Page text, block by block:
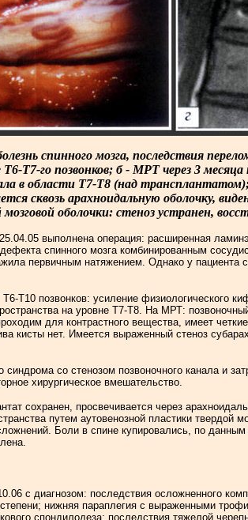
спинного мозга, последствия
Т7-го позвонков; б - МРТ через 3
в области Т7-Т8 (над
сквозь арахноидальную оболочку,
оболочки: стеноз устранен,
выполнена операция: расширенная
спинного мозга комбинированным
первичным натяжением. Однако у пациента
Т10 позвонков: усиление физиологического
на уровне Т7-Т8. На МРТ:
для контрастного вещества, имеет
кисты нет. Имеется выраженный стеноз
со стенозом позвоночного канала и
хирургическое вмешательство.
сохранен, просвечивается через
путем аутовенозной пластики твердой
Боли в спине купировались, по
с диагнозом: последствия осложненного
нижняя параплегия с выраженными
спондилодеза; последствия тяжелой